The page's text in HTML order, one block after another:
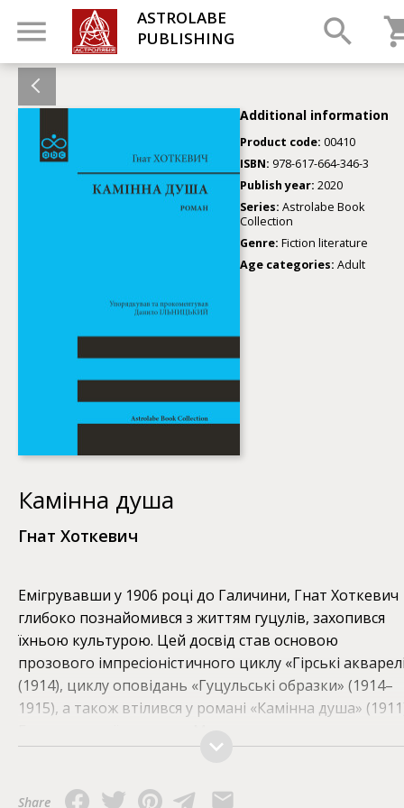
ASTROLABE
PUBLISHING
Additional information
Product code: 00410
ISBN: 978-617-664-346-3
Publish year: 2020
Series: Astrolabe Book
Collection
Genre: Fiction literature
Age categories: Adult
Камінна душа
Гнат Хоткевич
Емігрувавши у 1906 році до Галичини, Гнат Хоткевич
глибоко познайомився з життям гуцулів, захопився
їхньою культурою. Цей досвід став основою
прозового імпресіоністичного циклу «Гірські
(1914), циклу оповідань «Гуцульські образки» (1914–
1915), а також втілився у романі «Камінна душа»
одноманітним існуванням біля нецікавого їй,
пристрасного красеня, ватажка опришків Дмитра
Share